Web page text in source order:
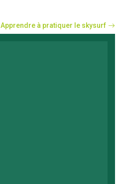
Apprendre à pratiquer le skysurf